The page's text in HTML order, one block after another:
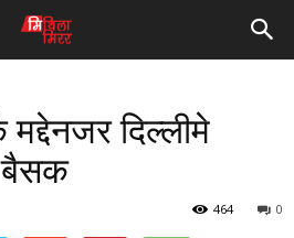
दिल्लीमे
बैसक
0
464